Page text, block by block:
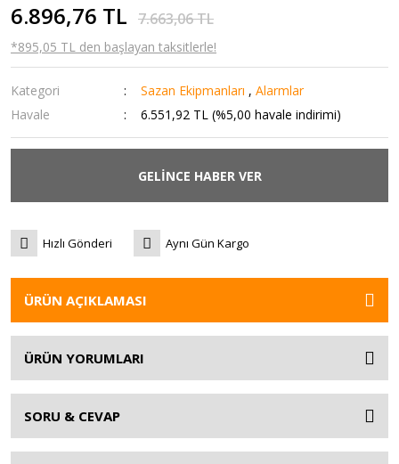
6.896,76 TL 7.663,06 TL
*895,05 TL den başlayan taksitlerle!
Kategori Sazan Ekipmanları ,Alarmlar
Havale
6.551,92 TL (%5,00 havale indirimi)
GELİNCE HABER VER
Hızlı Gönderi Aynı Gün Kargo
ÜRÜN AÇIKLAMASI
ÜRÜN YORUMLARI
SORU & CEVAP